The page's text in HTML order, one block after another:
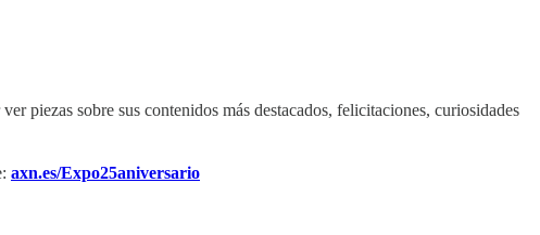
piezas sobre sus contenidos más destacados, felicitaciones, curiosidades
axn.es/Expo25aniversario